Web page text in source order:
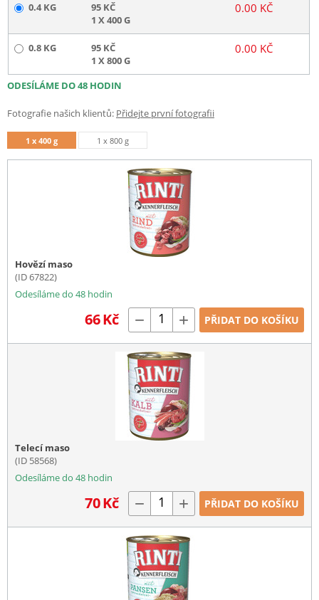
0.4 KG
95 KČ
1 X 400 G
0.00 KČ
0.8 KG
95 KČ
1 X 800 G
0.00 KČ
ODESÍLÁME DO 48 HODIN
Fotografie našich klientů: Přidejte první fotografii
1 x 400 g 1 x 800 g
Hovězí maso
(ID 67822)
Odesíláme do 48 hodin
66Kč − + PŘIDAT DO KOŠÍKU
Telecí maso
(ID 58568)
Odesíláme do 48 hodin
70Kč − + PŘIDAT DO KOŠÍKU